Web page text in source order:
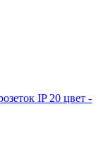
IP 20 цвет -